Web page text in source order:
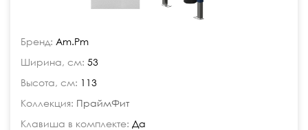
Бренд: Am.Pm
Ширина, см: 53
Высота, см: 113
Коллекция: ПраймФит
Клавиша в комплекте: Да